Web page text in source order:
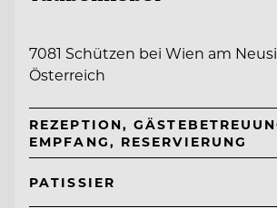
7081 Schützen bei Wien am
Österreich
REZEPTION,
EMPFANG, RESERVIERUNG
PATISSIER